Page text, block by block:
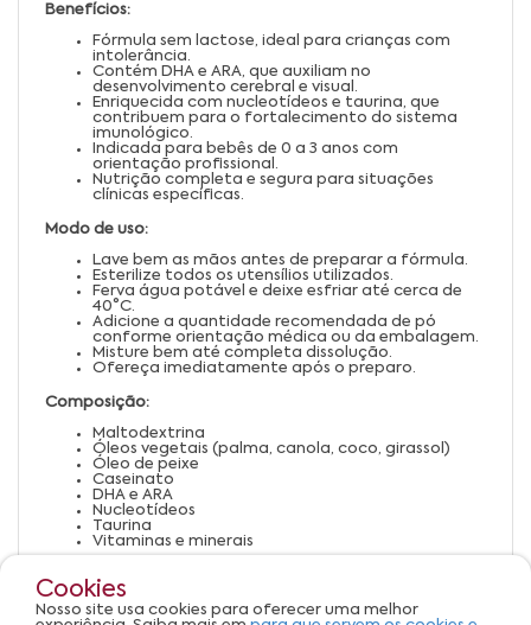
Benefícios:
Fórmula sem lactose, ideal para crianças com
intolerância.
Contém DHA e ARA, que auxiliam no
desenvolvimento cerebral e visual.
Enriquecida com nucleotídeos e taurina, que
contribuem para o fortalecimento do sistema
imunológico.
Indicada para bebês de 0 a 3 anos com
orientação profissional.
Nutrição completa e segura para situações
clínicas específicas.
Modo de uso:
Lave bem as mãos antes de preparar a fórmula.
Esterilize todos os utensílios utilizados.
Ferva água potável e deixe esfriar até cerca de
40°C.
Adicione a quantidade recomendada de pó
conforme orientação médica ou da embalagem.
Misture bem até completa dissolução.
Ofereça imediatamente após o preparo.
Composição:
Maltodextrina
Óleos vegetais (palma, canola, coco, girassol)
Óleo de peixe
Caseinato
DHA e ARA
Nucleotídeos
Taurina
Vitaminas e minerais
Advertências:
Não reutilizar sobras da fórmula preparada.
Armazenar em local seco e fresco, longe da luz
Cookies
Nosso site usa cookies para oferecer uma melhor